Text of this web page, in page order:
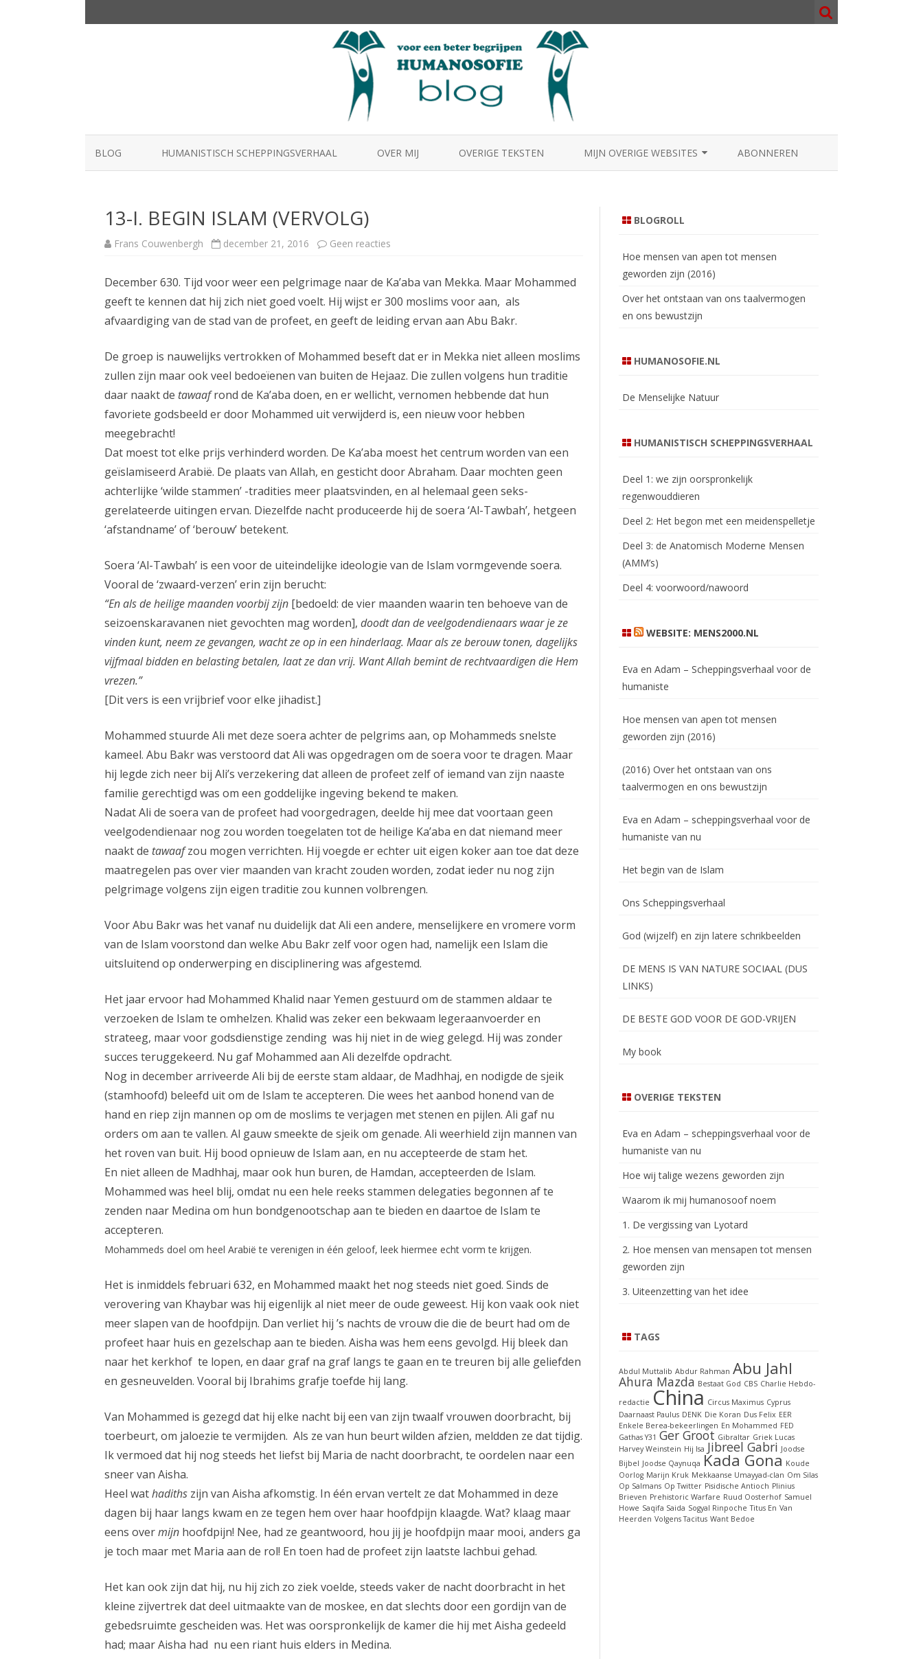
to
BLOG HUMANISTISCH SCHEPPINGSVERHAAL OVER MIJ OVERIGE TEKSTEN MIJN OVERIGE WEBSITES ABONNEREN
13-I. BEGIN ISLAM (VERVOLG)
Frans Couwenbergh december 21, 2016 Geen reacties
ISLAM
December 630. Tijd voor weer een pelgrimage naar de Ka’aba van Mekka. Maar Mohammed
geeft te kennen dat hij zich niet goed voelt. Hij wijst er 300 moslims voor aan, als
afvaardiging van de stad van de profeet, en geeft de leiding ervan aan Abu Bakr.
De groep is nauwelijks vertrokken of Mohammed beseft dat er in Mekka niet alleen moslims
zullen zijn maar ook veel bedoeïenen van buiten de Hejaaz. Die zullen volgens hun traditie
daar naakt de tawaafrond de Ka’aba doen, en er wellicht, vernomen hebbende dat hun
favoriete godsbeeld er door Mohammed uit verwijderd is, een nieuw voor hebben
meegebracht!
Dat moest tot elke prijs verhinderd worden. De Ka’aba moest het centrum worden van een
geïslamiseerd Arabië. De plaats van Allah, en gesticht door Abraham. Daar mochten geen
achterlijke ‘wilde stammen’ -tradities meer plaatsvinden, en al helemaal geen seks-
gerelateerde uitingen ervan. Diezelfde nacht produceerde hij de soera ‘Al-Tawbah’, hetgeen
‘afstandname’ of ‘berouw’ betekent.
Soera ‘Al-Tawbah’ is een voor de uiteindelijke ideologie van de Islam vormgevende soera.
Vooral de ‘zwaard-verzen’ erin zijn berucht:
“En als de heilige maanden voorbij zijn [bedoeld: de vier maanden waarin ten behoeve van de
seizoenskaravanen niet gevochten mag worden], doodt dan de veelgodendienaars waar je ze
vinden kunt, neem ze gevangen, wacht ze op in een hinderlaag. Maar als ze berouw tonen, dagelijks
vijfmaal bidden en belasting betalen, laat ze dan vrij. Want Allah bemint de rechtvaardigen die Hem
vrezen.”
[Dit vers is een vrijbrief voor elke jihadist.]
Mohammed stuurde Ali met deze soera achter de pelgrims aan, op Mohammeds snelste
kameel. Abu Bakr was verstoord dat Ali was opgedragen om de soera voor te dragen. Maar
hij legde zich neer bij Ali’s verzekering dat alleen de profeet zelf of iemand van zijn naaste
familie gerechtigd was om een goddelijke ingeving bekend te maken.
Nadat Ali de soera van de profeet had voorgedragen, deelde hij mee dat voortaan geen
veelgodendienaar nog zou worden toegelaten tot de heilige Ka’aba en dat niemand meer
naakt de tawaafzou mogen verrichten. Hij voegde er echter uit eigen koker aan toe dat deze
maatregelen pas over vier maanden van kracht zouden worden, zodat ieder nu nog zijn
pelgrimage volgens zijn eigen traditie zou kunnen volbrengen.
Voor Abu Bakr was het vanaf nu duidelijk dat Ali een andere, menselijkere en vromere vorm
van de Islam voorstond dan welke Abu Bakr zelf voor ogen had, namelijk een Islam die
uitsluitend op onderwerping en disciplinering was afgestemd.
Het jaar ervoor had Mohammed Khalid naar Yemen gestuurd om de stammen aldaar te
verzoeken de Islam te omhelzen. Khalid was zeker een bekwaam legeraanvoerder en
strateeg, maar voor godsdienstige zending was hij niet in de wieg gelegd. Hij was zonder
succes teruggekeerd. Nu gaf Mohammed aan Ali dezelfde opdracht.
Nog in december arriveerde Ali bij de eerste stam aldaar, de Madhhaj, en nodigde de sjeik
(stamhoofd) beleefd uit om de Islam te accepteren. Die wees het aanbod honend van de
hand en riep zijn mannen op om de moslims te verjagen met stenen en pijlen. Ali gaf nu
orders om aan te vallen. Al gauw smeekte de sjeik om genade. Ali weerhield zijn mannen van
het roven van buit. Hij bood opnieuw de Islam aan, en nu accepteerde de stam het.
En niet alleen de Madhhaj, maar ook hun buren, de Hamdan, accepteerden de Islam.
Mohammed was heel blij, omdat nu een hele reeks stammen delegaties begonnen af te
zenden naar Medina om hun bondgenootschap aan te bieden en daartoe de Islam te
accepteren.
Mohammeds doel om heel Arabië te verenigen in één geloof, leek hiermee echt vorm te krijgen.
Het is inmiddels februari 632, en Mohammed maakt het nog steeds niet goed. Sinds de
verovering van Khaybar was hij eigenlijk al niet meer de oude geweest. Hij kon vaak ook niet
meer slapen van de hoofdpijn. Dan verliet hij ’s nachts de vrouw die die de beurt had om de
profeet haar huis en gezelschap aan te bieden. Aisha was hem eens gevolgd. Hij bleek dan
naar het kerkhof te lopen, en daar graf na graf langs te gaan en te treuren bij alle geliefden
en gesneuvelden. Vooral bij Ibrahims grafje toefde hij lang.
Van Mohammed is gezegd dat hij elke nacht bij een van zijn twaalf vrouwen doorbracht, bij
toerbeurt, om jaloezie te vermijden. Als ze van hun beurt wilden afzien, meldden ze dat tijdig.
Ik vermoed dat hij nog steeds het liefst bij Maria de nacht doorbracht, te oordelen naar een
sneer van Aisha.
Heel wathadiths zijn van Aisha afkomstig. In één ervan vertelt ze dat Mohammed in deze
dagen bij haar langs kwam en ze tegen hem over haar hoofdpijn klaagde. Wat? klaag maar
eens overmijn hoofdpijn! Nee, had ze geantwoord, hou jij je hoofdpijn maar mooi, anders ga
je toch maar met Maria aan de rol! En toen had de profeet zijn laatste lachbui gehad.
Het kan ook zijn dat hij, nu hij zich zo ziek voelde, steeds vaker de nacht doorbracht in het
kleine zijvertrek dat deel uitmaakte van de moskee, en dat slechts door een gordijn van de
gebedsruimte gescheiden was. Het was oorspronkelijk de kamer die hij met Aisha gedeeld
had; maar Aisha had nu een riant huis elders in Medina.
BLOGROLL
Hoe mensen van apen tot mensen
geworden zijn (2016)
Over het ontstaan van ons taalvermogen
en ons bewustzijn
HUMANOSOFIE.NL
De Menselijke Natuur
HUMANISTISCH SCHEPPINGSVERHAAL
Deel 1: we zijn oorspronkelijk
regenwouddieren
Deel 2: Het begon met een meidenspelletje
Deel 3: de Anatomisch Moderne Mensen
(AMM’s)
Deel 4: voorwoord/nawoord
WEBSITE: MENS2000.NL
Eva en Adam – Scheppingsverhaal voor de
humaniste
Hoe mensen van apen tot mensen
geworden zijn (2016)
(2016) Over het ontstaan van ons
taalvermogen en ons bewustzijn
Eva en Adam – scheppingsverhaal voor de
humaniste van nu
Het begin van de Islam
Ons Scheppingsverhaal
God (wijzelf) en zijn latere schrikbeelden
DE MENS IS VAN NATURE SOCIAAL (DUS
LINKS)
DE BESTE GOD VOOR DE GOD-VRIJEN
My book
OVERIGE TEKSTEN
Eva en Adam – scheppingsverhaal voor de
humaniste van nu
Hoe wij talige wezens geworden zijn
Waarom ik mij humanosoof noem
1. De vergissing van Lyotard
2. Hoe mensen van mensapen tot mensen
geworden zijn
3. Uiteenzetting van het idee
TAGS
Abdul Muttalib Abdur Rahman Abu Jahl
Ahura Mazda Bestaat God CBS Charlie Hebdo-
redactie China Circus Maximus Cyprus
Daarnaast Paulus DENK Die Koran Dus Felix EER
Enkele Berea-bekeerlingen En Mohammed FED
Gathas Y31 Ger Groot Gibraltar Griek Lucas
Harvey Weinstein Hij Isa Jibreel Gabri Joodse
Bijbel Joodse Qaynuqa Kada Gona Koude
Oorlog Marijn Kruk Mekkaanse Umayyad-clan Om Silas
Op Salmans Op Twitter Pisidische Antioch Plinius
Brieven Prehistoric Warfare Ruud Oosterhof Samuel
Howe Saqifa Saida Sogyal Rinpoche Titus En Van
Heerden Volgens Tacitus Want Bedoe